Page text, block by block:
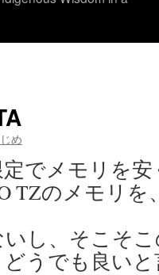
め
でメモリを
TZのメモリを
し、そこそ
うでも良い